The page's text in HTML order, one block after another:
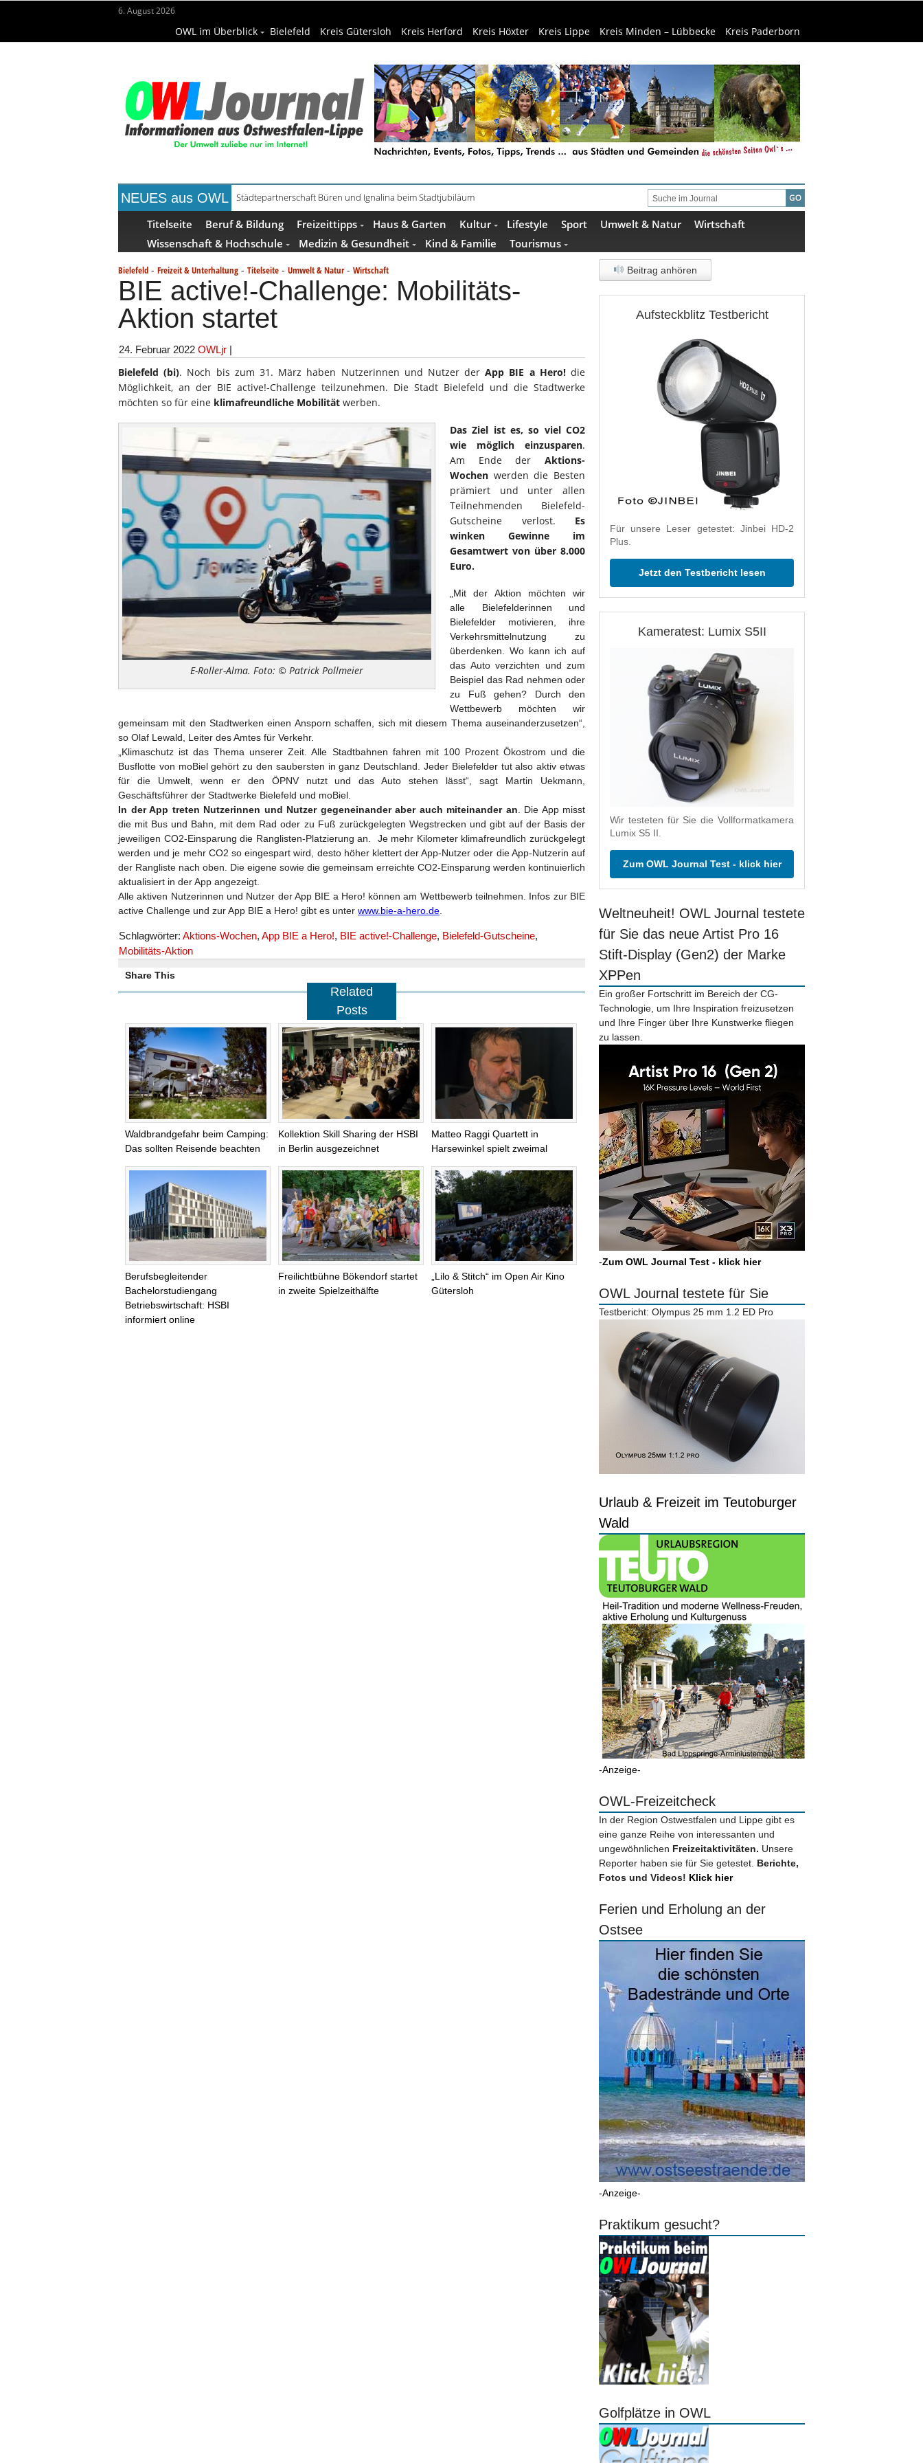
6. August 2026
OWL im Überblick Bielefeld Kreis Gütersloh Kreis Herford Kreis Höxter Kreis Lippe Kreis Minden – Lübbecke Kreis Paderborn
NEUES aus OWL Städtepartnerschaft Büren und Ignalina beim Stadtjubiläum
Kollektion Skill Sharing der HSBI in Berlin ausgezeichnet
Titelseite Beruf & Bildung Freizeittipps Haus & Garten Kultur Lifestyle Sport Umwelt & Natur
Wirtschaft
Wissenschaft & Hochschule
Medizin & Gesundheit Kind & Familie Tourismus
Bielefeld - Freizeit & Unterhaltung - Titelseite - Umwelt & Natur- Wirtschaft
BIE active!-Challenge: Mobilitäts-
Aktion startet
24. Februar 2022 OWLjr |
Bielefeld (bi). Noch bis zum 31. März haben Nutzerinnen und Nutzer derApp BIE a Hero!die
Möglichkeit, an der BIE active!-Challenge teilzunehmen. Die Stadt Bielefeld und die Stadtwerke
möchten so für eine klimafreundliche Mobilität werben.
E-Roller-Alma. Foto: © Patrick Pollmeier
Das Ziel ist es, so viel CO2
wie möglich einzusparen.
Am Ende der Aktions-
Wochen werden die Besten
prämiert und unter allen
Teilnehmenden Bielefeld-
Gutscheine verlost. Es
winken Gewinne im
Gesamtwert von über 8.000
Euro.
„Mit der Aktion möchten wir
alle Bielefelderinnen und
Bielefelder motivieren, ihre
Verkehrsmittelnutzung zu
überdenken. Wo kann ich auf
das Auto verzichten und zum
Beispiel das Rad nehmen oder
zu Fuß gehen? Durch den
Wettbewerb möchten wir
gemeinsam mit den Stadtwerken einen Ansporn schaffen, sich mit diesem Thema auseinanderzusetzen“,
so Olaf Lewald, Leiter des Amtes für Verkehr.
„Klimaschutz ist das Thema unserer Zeit. Alle Stadtbahnen fahren mit 100 Prozent Ökostrom und die
Busflotte von moBiel gehört zu den saubersten in ganz Deutschland. Jeder Bielefelder tut also aktiv etwas
für die Umwelt, wenn er den ÖPNV nutzt und das Auto stehen lässt“, sagt Martin Uekmann,
Geschäftsführer der Stadtwerke Bielefeld und moBiel.
In der App treten Nutzerinnen und Nutzer gegeneinander aber auch miteinander an . Die App misst
die mit Bus und Bahn, mit dem Rad oder zu Fuß zurückgelegten Wegstrecken und gibt auf der Basis der
jeweiligen CO2-Einsparung die Ranglisten-Platzierung an. Je mehr Kilometer klimafreundlich zurückgelegt
werden und je mehr CO2 so eingespart wird, desto höher klettert der App-Nutzer oder die App-Nutzerin auf
der Rangliste nach oben. Die eigene sowie die gemeinsam erreichte CO2-Einsparung werden kontinuierlich
aktualisiert in der App angezeigt.
Alle aktiven Nutzerinnen und Nutzer der App BIE a Hero! können am Wettbewerb teilnehmen. Infos zur BIE
active Challenge und zur App BIE a Hero! gibt es unter www.bie-a-hero.de
Schlagwörter: Aktions-Wochen, App BIE a Hero!, BIE active!-Challenge, Bielefeld-Gutscheine,
Mobilitäts-Aktion
Share This
Related
Posts
Waldbrandgefahr beim Camping:
Das sollten Reisende beachten
Kollektion Skill Sharing der HSBI
in Berlin ausgezeichnet
Matteo Raggi Quartett in
Harsewinkel spielt zweimal
Berufsbegleitender
Bachelorstudiengang
Betriebswirtschaft: HSBI
informiert online
Freilichtbühne Bökendorf startet
in zweite Spielzeithälfte
„Lilo & Stitch“ im Open Air Kino
Gütersloh
Beitrag anhören
Aufsteckblitz Testbericht
Für unsere Leser getestet: Jinbei HD-2
Plus.
Jetzt den Testbericht lesen
Kameratest: Lumix S5II
Wir testeten für Sie die Vollformatkamera
Lumix S5 II.
Zum OWL Journal Test - klick hier
Weltneuheit! OWL Journal testete
für Sie das neue Artist Pro 16
Stift-Display (Gen2) der Marke
XPPen
Ein großer Fortschritt im Bereich der CG-
Technologie, um Ihre Inspiration freizusetzen
und Ihre Finger über Ihre Kunstwerke fliegen
zu lassen.
-Zum OWL Journal Test - klick hier
OWL Journal testete für Sie
Testbericht: Olympus 25 mm 1.2 ED Pro
Urlaub & Freizeit im Teutoburger
Wald
-Anzeige-
OWL-Freizeitcheck
In der Region Ostwestfalen und Lippe gibt es
eine ganze Reihe von interessanten und
ungewöhnlichen Freizeitaktivitäten. Unsere
Reporter haben sie für Sie getestet. Berichte,
Fotos und Videos! Klick hier
Ferien und Erholung an der
Ostsee
-Anzeige-
Praktikum gesucht?
Golfplätze in OWL